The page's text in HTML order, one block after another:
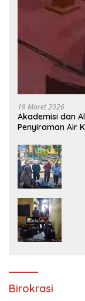
19 Maret 2026
Akademisi dan
Penyiraman Air
Birokrasi